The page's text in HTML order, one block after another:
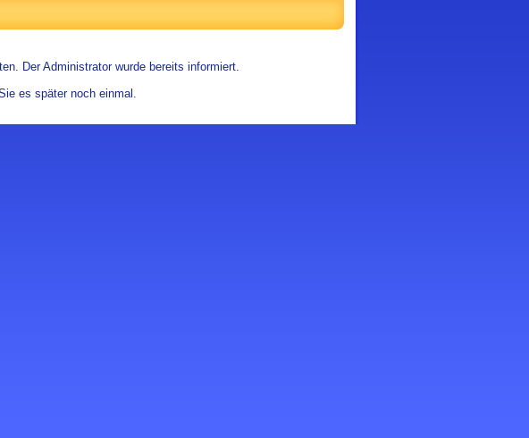
Der Administrator wurde bereits informiert.
es später noch einmal.